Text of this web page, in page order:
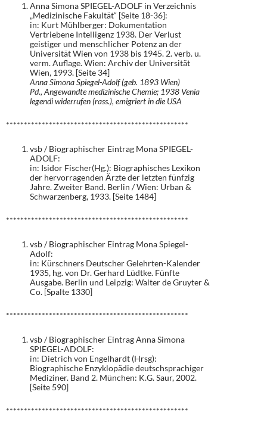
Anna Simona SPIEGEL-ADOLF in Verzeichnis
„Medizinische Fakultät“ [Seite 18-36]:
in: Kurt Mühlberger: Dokumentation
Vertriebene Intelligenz 1938. Der Verlust
geistiger und menschlicher Potenz an der
Universität Wien von 1938 bis 1945. 2. verb. u.
verm. Auflage. Wien: Archiv der Universität
Wien, 1993. [Seite 34]
Anna Simona Spiegel-Adolf (geb. 1893 Wien)
Pd., Angewandte medizinische Chemie; 1938 Venia
legendi widerrufen (rass.), emigriert in die USA
***************************************************
vsb / Biographischer Eintrag Mona SPIEGEL-
ADOLF:
in: Isidor Fischer(Hg.): Biographisches Lexikon
der hervorragenden Ärzte der letzten fünfzig
Jahre. Zweiter Band. Berlin / Wien: Urban &
Schwarzenberg, 1933. [Seite 1484]
***************************************************
vsb / Biographischer Eintrag Mona Spiegel-
Adolf:
in: Kürschners Deutscher Gelehrten-Kalender
1935, hg. von Dr. Gerhard Lüdtke. Fünfte
Ausgabe. Berlin und Leipzig: Walter de Gruyter &
Co. [Spalte 1330]
***************************************************
vsb / Biographischer Eintrag Anna Simona
SPIEGEL-ADOLF:
in: Dietrich von Engelhardt (Hrsg):
Biographische Enzyklopädie deutschsprachiger
Mediziner. Band 2. München: K.G. Saur, 2002.
[Seite 590]
***************************************************